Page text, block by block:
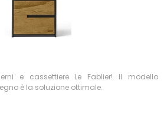
e cassettiere Le Fablier! Il modello
è la soluzione ottimale.